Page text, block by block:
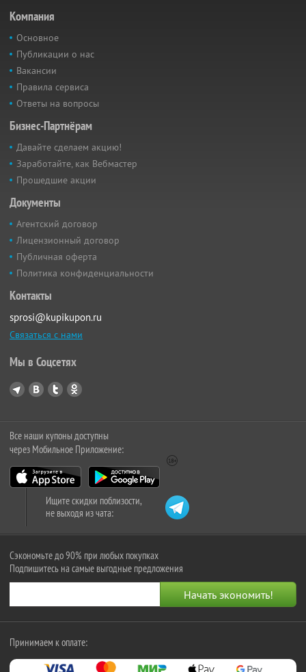
Компания
Основное
Публикации о нас
Вакансии
Правила сервиса
Ответы на вопросы
Бизнес-Партнёрам
Давайте сделаем акцию!
Заработайте, как Вебмастер
Прошедшие акции
Документы
Агентский договор
Лицензионный договор
Публичная оферта
Политика конфиденциальности
Контакты
sprosi@kupikupon.ru
Связаться с нами
Мы в Соцсетях
Все наши купоны доступны
через Мобильное Приложение:
Ищите скидки поблизости,
не выходя из чата:
Сэкономьте до 90% при любых покупках
Подпишитесь на самые выгодные предложения
Принимаем к оплате: